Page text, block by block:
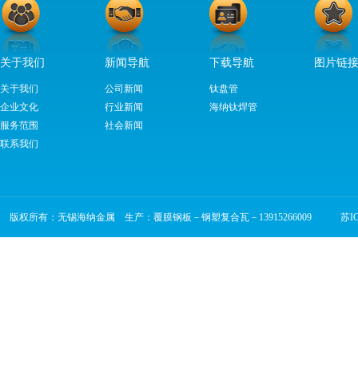
关于我们
关于我们
企业文化
服务范围
联系我们
新闻导航
公司新闻
行业新闻
社会新闻
下载导航
钛盘管
海纳钛焊管
图片链接
版权所有：无锡海纳金属 生产：覆膜钢板－钢塑复合瓦－13915266009 苏